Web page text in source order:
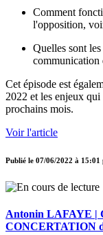
Comment
l'opposition,
Quelles sont
communication
Cet épisode est
2022 et les enjeux qui
prochains mois.
Voir l'article
Publié le 07/06/2022 à 15:01
Antonin LAFAYE |
CONCERTATION